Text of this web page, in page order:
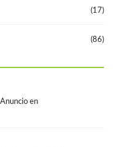
(17)
(86)
en